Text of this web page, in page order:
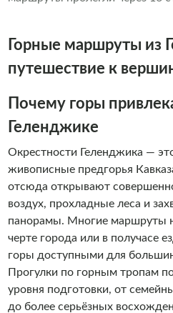
проверенный километрами:
Турции — один из самых
бухтами. Прошел многие тропы
Крыма до Грузии. Организую
сделать их комфортными даже
Инструктор по сапбордингу —
воду, научу уверенно стоять
места для гребли.
познакомиться с
побережья Геленджика,
насладиться великолепными
Активный, спокойный,
маршрута по вашему запросу,
компаний, для пар, семейств,
индивидуальных
Горные маршруты из
путешествие к
Почему горы
Геленджике
Окрестности Геленджика —
живописные предгорья
отсюда открывают
воздух, прохладные леса и
панорамы. Многие маршруты
черте города или в получасе
горы доступными для
Прогулки по горным тропам
уровня подготовки, от
до более серьёзных